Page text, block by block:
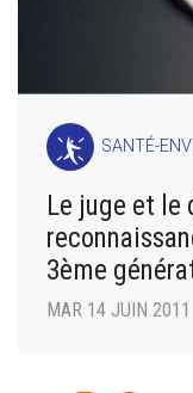
SANTÉ-
Le juge et le
3ème
MAR 14 JUIN 2011